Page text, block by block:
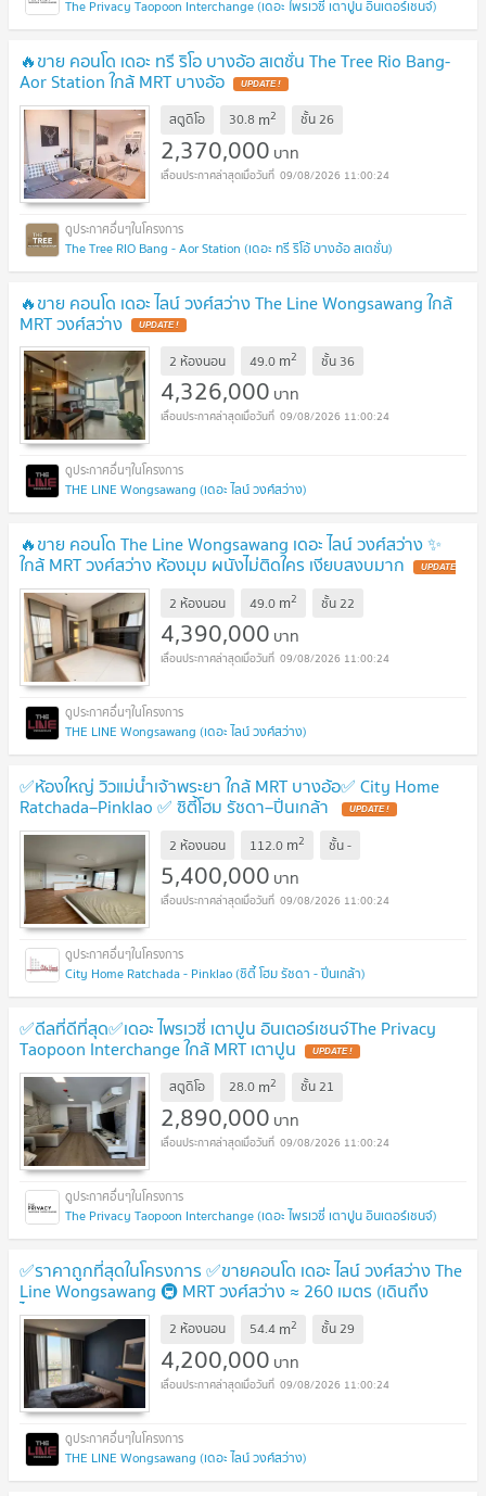
The Privacy Taopoon Interchange (เดอะ ไพรเวซี่ เตาปูน อินเตอร์เชนจ์)
🔥ขาย คอนโด เดอะ ทรี ริโอ บางอ้อ สเตชั่น The Tree Rio Bang-
Aor Station ใกล้ MRT บางอ้อ UPDATE !
สตูดิโอ 30.8 m2 ชั้น26
2,370,000 บาท
09/08/2026 11:00:24
The Tree RIO Bang - Aor Station (เดอะ ทรี ริโอ้ บางอ้อ สเตชั่น)
🔥ขาย คอนโด เดอะ ไลน์ วงศ์สว่าง The Line Wongsawang ใกล้
MRT วงศ์สว่าง UPDATE !
2 ห้องนอน 49.0 m2 ชั้น 36
4,326,000 บาท
09/08/2026 11:00:24
THE LINE Wongsawang (เดอะ ไลน์ วงศ์สว่าง)
🔥ขาย คอนโด The Line Wongsawang เดอะ ไลน์ วงศ์สว่าง ✨
ใกล้ MRT วงศ์สว่าง ห้องมุม ผนังไม่ติดใคร เงียบสงบมาก UPDATE
!
2 ห้องนอน 49.0 m2 ชั้น22
4,390,000 บาท
09/08/2026 11:00:24
THE LINE Wongsawang (เดอะ ไลน์ วงศ์สว่าง)
✅ห้องใหญ่ วิวแม่น้ำเจ้าพระยา ใกล้ MRT บางอ้อ✅ City Home
Ratchada–Pinklao ✅ ซิตี้โฮม รัชดา–ปิ่นเกล้า UPDATE !
2 ห้องนอน 112.0 m2 ชั้น-
5,400,000 บาท
09/08/2026 11:00:24
City Home Ratchada - Pinklao (ซิตี้ โฮม รัชดา - ปิ่นเกล้า)
✅ดีลที่ดีที่สุด✅เดอะ ไพรเวซี่ เตาปูน อินเตอร์เชนจ์The Privacy
Taopoon Interchange ใกล้ MRT เตาปูน UPDATE !
สตูดิโอ 28.0 m2 ชั้น21
2,890,000 บาท
09/08/2026 11:00:24
The Privacy Taopoon Interchange (เดอะ ไพรเวซี่ เตาปูน อินเตอร์เชนจ์)
✅ราคาถูกที่สุดในโครงการ ✅ขายคอนโด เดอะ ไลน์ วงศ์สว่าง The
Line Wongsawang 🚇 MRT วงศ์สว่าง ≈ 260 เมตร (เดินถึง
ได้!) UPDATE !
2 ห้องนอน 54.4 m2 ชั้น29
4,200,000 บาท
09/08/2026 11:00:24
THE LINE Wongsawang (เดอะ ไลน์ วงศ์สว่าง)